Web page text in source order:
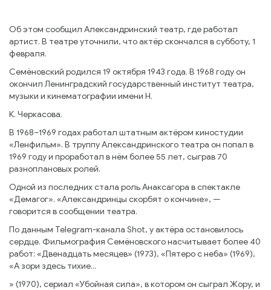
Об этом сообщил Александринский театр, где работал
артист. В театре уточнили, что актёр скончался в субботу, 1
февраля.
Семёновский родился 19 октября 1943 года. В 1968 году он
окончил Ленинградский государственный институт театра,
музыки и кинематографии имени Н.
К. Черкасова.
В 1968–1969 годах работал штатным актёром киностудии
«Ленфильм». В труппу Александринского театра он попал в
1969 году и проработал в нём более 55 лет, сыграв 70
разноплановых ролей.
Одной из последних стала роль Анаксагора в спектакле
«Демагог». «Александринцы скорбят о кончине», —
говорится в сообщении театра.
По данным Telegram-канала Shot, у актёра остановилось
сердце. Фильмография Семёновского насчитывает более 40
работ: «Двенадцать месяцев» (1973), «Пятеро с неба» (1969),
«А зори здесь тихие...
» (1970), сериал «Убойная сила», в котором он сыграл Жору, и